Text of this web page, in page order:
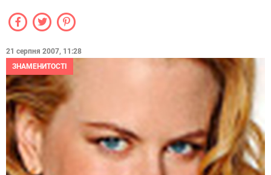
21 серпня 2007, 11:28
ЗНАМЕНИТОСТІ